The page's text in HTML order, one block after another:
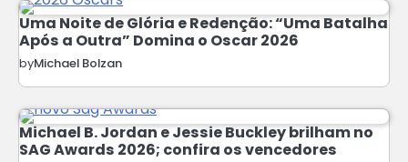
Uma Noite de Glória e Redenção: “Uma Batalha
Após a Outra” Domina o Oscar 2026
byMichael Bolzan
Michael B. Jordan e Jessie Buckley brilham no
SAG Awards 2026; confira os vencedores